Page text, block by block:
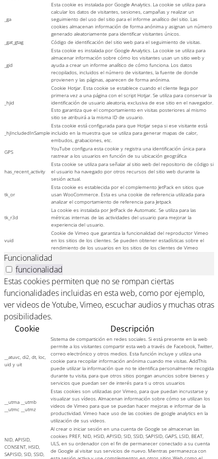
_ga
Esta cookie es instalada por Google Analytics. La cookie se utiliza para
calcular los datos de visitantes, sesiones, campañas y realizar un
seguimiento del uso del sitio para el informe analítico del sitio. Las
cookies almacenan información de forma anónima y asignan un número
generado aleatoriamente para identificar visitantes únicos.
_gat_gtag
Código de identificación del sitio web para el seguimiento de visitas.
_gid
Esta cookie es instalada por Google Analytics. La cookie se utiliza para
almacenar información sobre cómo los visitantes usan un sitio web y
ayuda a crear un informe analítico de cómo funciona. Los datos
recopilados, incluidos el número de visitantes, la fuente de donde
provienen y las páginas, aparecen de forma anónima.
_hjid
Cookie Hotjar. Esta cookie se establece cuando el cliente llega por
primera vez a una página con el script Hotjar. Se utiliza para conservar la
identificación de usuario aleatoria, exclusiva de ese sitio en el navegador.
Esto garantiza que el comportamiento en visitas posteriores al mismo
sitio se atribuirá a la misma ID de usuario.
_hjIncludedInSample
Esta cookie está configurada para que Hotjar sepa si ese visitante está
incluido en la muestra que se utiliza para generar mapas de calor,
embudos, grabaciones, etc.
GPS
YouTube configura esta cookie y registra una identificación única para
rastrear a los usuarios en función de su ubicación geográfica
has_recent_activity
Esta cookie se utiliza para señalar al sitio web del repositorio de código si
el usuario ha navegado por otros recursos del sitio web durante la
sesión actual.
tk_or
Esta cookie es establecida por el complemento JetPack en sitios que
usan WooCommerce. Esta es una cookie de referencia utilizada para
analizar el comportamiento de referencia para Jetpack
tk_r3d
La cookie es instalada por JetPack de Automatic. Se utiliza para las
métricas internas de las actividades del usuario para mejorar la
experiencia del usuario.
vuid
Cookie de Vimeo que garantiza la funcionalidad del reproductor Vimeo
en los sitios de los clientes. Se pueden obtener estadísticas sobre el
rendimiento de los usuarios en los sitios de los clientes de Vimeo
Funcionalidad
funcionalidad
Estas cookies permiten que no se rompan ciertas
funcionalidades incluidas en esta web, como por ejemplo,
ver videos de Yotube, Vimeo, escuchar audios y muchas otras
posibilidades.
Cookie
Descripción
__atuvc, di2, dt, loc,
uid y uit
Sistema de compartición en redes sociales. Si está presente en la web
permite a los visitantes compartir esta web a través de Facebook, Twitter,
correo electrónico y otros medios. Esta función incluye y utiliza una
cookie para recopilar información anónima cuando me visitas. AddThis
puede utilizar la información que no te identifica personalmente recogida
durante tu visita, para que otros sitios pongan anuncios sobre bienes y
servicios que puedan ser de interés para ti u otros usuarios
__utma __utmb
__utmc __utmz
Estas cookies son utilizadas por Vimeo, para que puedan incrustarse y
visualizar sus vídeos. Almacenan información sobre cómo se utilizan los
videos de Vimeo para que se puedan hacer mejoras e informar de la
productividad. Vimeo hace uso de las cookies de google analytics en la
utilización de sus videos.
NID, APISID,
CONSENT, HSID,
SAPISID, SID, SSID,
Al crear o iniciar sesión en una cuenta de Google se almacenan las
cookies PREF, NID, HSID, APISID, SID, SSID, SAPISID, GAPS, LSID, BEAT,
ULS, en su ordenador con el fin de permanecer conectado a su cuenta
de Google al visitar sus servicios de nuevo. Mientras permanezca con